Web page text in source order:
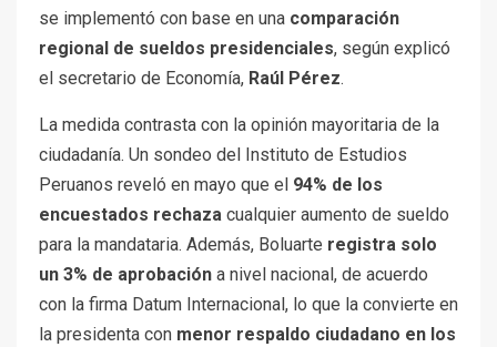
se implementó con base en una comparación
regional de sueldos presidenciales, según explicó
el secretario de Economía, Raúl Pérez.
La medida contrasta con la opinión mayoritaria de la
ciudadanía. Un sondeo del Instituto de Estudios
Peruanos reveló en mayo que el 94% de los
encuestados rechaza cualquier aumento de sueldo
para la mandataria. Además, Boluarte registra solo
un 3% de aprobación a nivel nacional, de acuerdo
con la firma Datum Internacional, lo que la convierte en
la presidenta con menor respaldo ciudadano en los